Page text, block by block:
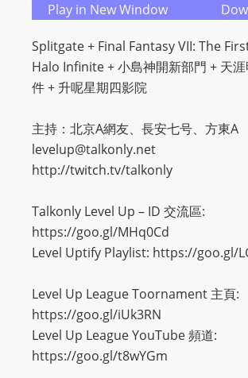
Play in New Window
Splitgate + Final Fantasy VII: The
Halo Infinite + 小島神開新部門 + 天
件 + 升呢星期四影院
主持：北京A網友、長安七号、方東A
levelup@talkonly.net
http://twitch.tv/talkonly
Talkonly Level Up – ID 交流區:
https://goo.gl/MHq0Cd
Level Uptify Playlist: https://goo.gl/
Level Up League Toornament 主頁:
https://goo.gl/iUk3RN
Level Up League YouTube 頻道:
https://goo.gl/t8wYGm